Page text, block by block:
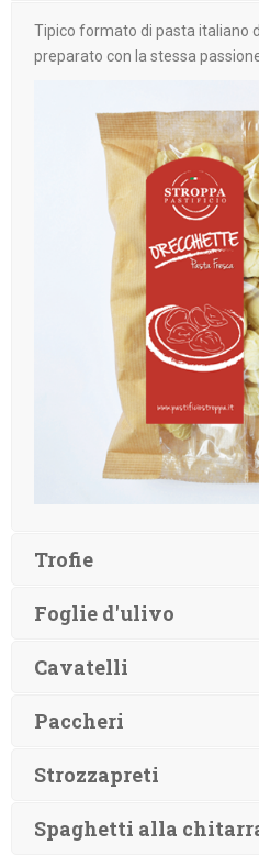
Tipico formato di pasta italiano
preparato con la stessa
Trofie
Foglie d'ulivo
Cavatelli
Paccheri
Strozzapreti
Spaghetti alla